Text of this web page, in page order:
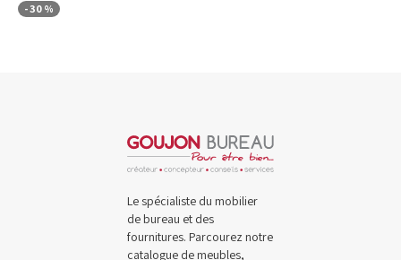
-30 %
Le spécialiste du mobilier
de bureau et des
fournitures. Parcourez notre
catalogue de meubles,